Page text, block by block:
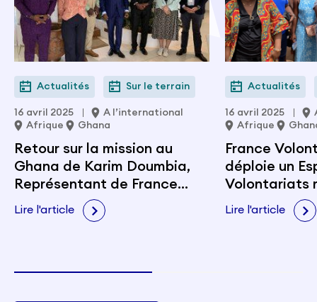
Actualités Sur le terrain
16 avril 2025
A l’international
Afrique
Ghana
Retour sur la mission au
Ghana de Karim Doumbia,
Représentant de France
Volontaires pour l’Afrique de
Lire l'article
Actualités
16 avril 2025
Afrique
France
déploie un
Volontariats
Sunyani
Lire l'article